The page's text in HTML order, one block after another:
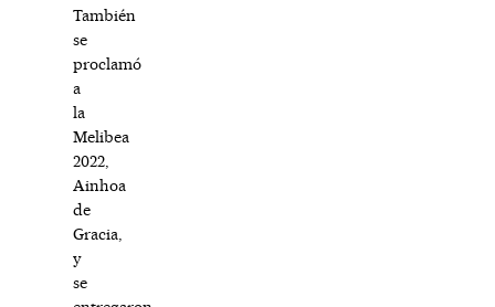
También
se
proclamó
a
la
Melibea
2022,
Ainhoa
de
Gracia,
y
se